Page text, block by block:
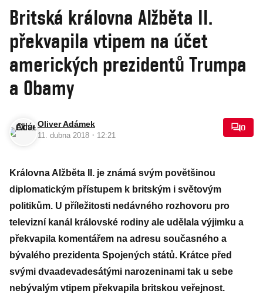
Britská královna Alžběta II.
překvapila vtipem na účet
amerických prezidentů Trumpa
a Obamy
Oliver Adámek
11. dubna 2018 · 12:21
0
Královna Alžběta II. je známá svým povětšinou
diplomatickým přístupem k britským i světovým
politikům. U příležitosti nedávného rozhovoru pro
televizní kanál královské rodiny ale udělala výjimku a
překvapila komentářem na adresu současného a
bývalého prezidenta Spojených států. Krátce před
svými dvaadevadesátými narozeninami tak u sebe
nebývalým vtipem překvapila britskou veřejnost.